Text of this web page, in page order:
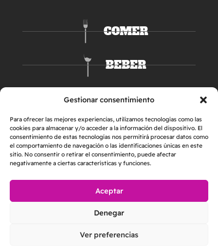
Gestionar consentimiento
Para ofrecer las mejores experiencias, utilizamos tecnologías como las
cookies para almacenar y/o acceder a la información del dispositivo. El
consentimiento de estas tecnologías nos permitirá procesar datos como
el comportamiento de navegación o las identificaciones únicas en este
sitio. No consentir o retirar el consentimiento, puede afectar
negativamente a ciertas características y funciones.
Aceptar
Denegar
Ver preferencias
COMER
BEBER
DORMIR
2026 © Helper & Friends S.L. | Todos los derechos reservados